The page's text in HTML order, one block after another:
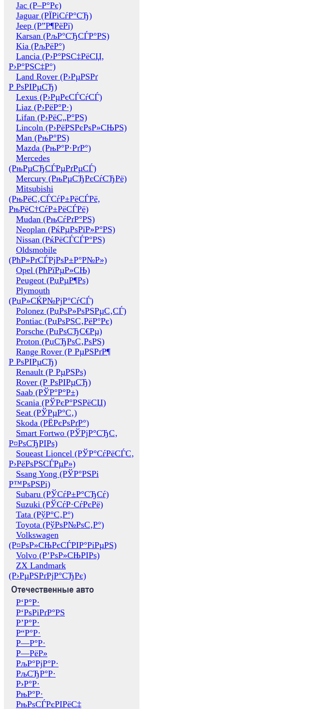
Jac (Р–Р°Рє)
Jaguar (РЇРіСѓР°СЂ)
Jeep (Р”Р¶РёРї)
Karsan (РљР°СЂСЃР°РЅ)
Kia (РљРёР°)
Lancia (Р›Р°РЅС‡РёСЏ,
Р›Р°РЅС‡Р°)
Land Rover (Р›РµРЅРґ
Р РѕРІРµСЂ)
Lexus (Р›РµРєСЃСѓСЃ)
Liaz (Р›РёР°Р·)
Lifan (Р›РёС„Р°РЅ)
Lincoln (Р›РёРЅРєРѕР»СЊРЅ)
Man (РњР°РЅ)
Mazda (РњР°Р·РґР°)
Mercedes
(РњРµСЂСЃРµРґРµСЃ)
Mercury (РњРµСЂРєСѓСЂРё)
Mitsubishi
(РњРёС‚СЃСѓР±РёСЃРё,
РњРёС†СѓР±РёСЃРё)
Mudan (РњСѓРґР°РЅ)
Neoplan (РќРµРѕРїР»Р°РЅ)
Nissan (РќРёСЃСЃР°РЅ)
Oldsmobile
(РћР»РґСЃРјРѕР±Р°Р№Р»)
Opel (РћРїРµР»СЊ)
Peugeot (РџРµР¶Рѕ)
Plymouth
(РџР»СЌР№РјР°СѓСЃ)
Polonez (РџРѕР»РѕРЅРµС‚СЃ)
Pontiac (РџРѕРЅС‚РёР°Рє)
Porsche (РџРѕСЂС€Рµ)
Proton (РџСЂРѕС‚РѕРЅ)
Range Rover (Р РµРЅРґР¶
Р РѕРІРµСЂ)
Renault (Р РµРЅРѕ)
Rover (Р РѕРІРµСЂ)
Saab (РЎР°Р°Р±)
Scania (РЎРєР°РЅРёСЏ)
Seat (РЎРµР°С‚)
Skoda (РЁРєРѕРґР°)
Smart Fortwo (РЎРјР°СЂС‚
Р¤РѕСЂРІРѕ)
Soueast Lioncel (РЎР°СѓРёСЃС‚
Р›РёРѕРЅСЃРµР»)
Ssang Yong (РЎР°РЅРі
Р™РѕРЅРі)
Subaru (РЎСѓР±Р°СЂСѓ)
Suzuki (РЎСѓР·СѓРєРё)
Tata (РўР°С‚Р°)
Toyota (РўРѕР№РѕС‚Р°)
Volkswagen
(Р¤РѕР»СЊРєСЃРІР°РіРµРЅ)
Volvo (Р’РѕР»СЊРІРѕ)
ZX Landmark
(Р›РµРЅРґРјР°СЂРє)
Отечественные авто
Р‘Р°Р·
Р‘РѕРіРґР°РЅ
Р’Р°Р·
Р“Р°Р·
Р—Р°Р·
Р—РёР»
РљР°РјР°Р·
РљСЂР°Р·
Р›Р°Р·
РњР°Р·
РњРѕСЃРєРІРёС‡